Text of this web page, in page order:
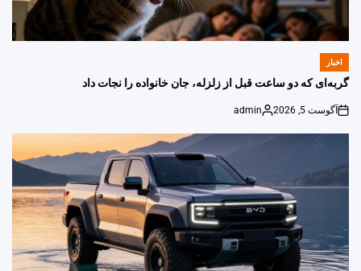
POSTED
IN
اخبار
گربه‌ای که دو ساعت قبل از زلزله، جان خانواده را نجات داد
on
آگوست 5, 2026
Posted
admin